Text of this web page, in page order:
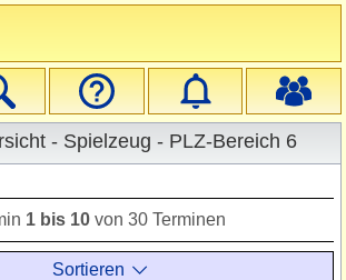
Login
Registrieren
- Spielzeug - PLZ-Bereich 6
1 bis 10 von 30 Terminen
Sortieren